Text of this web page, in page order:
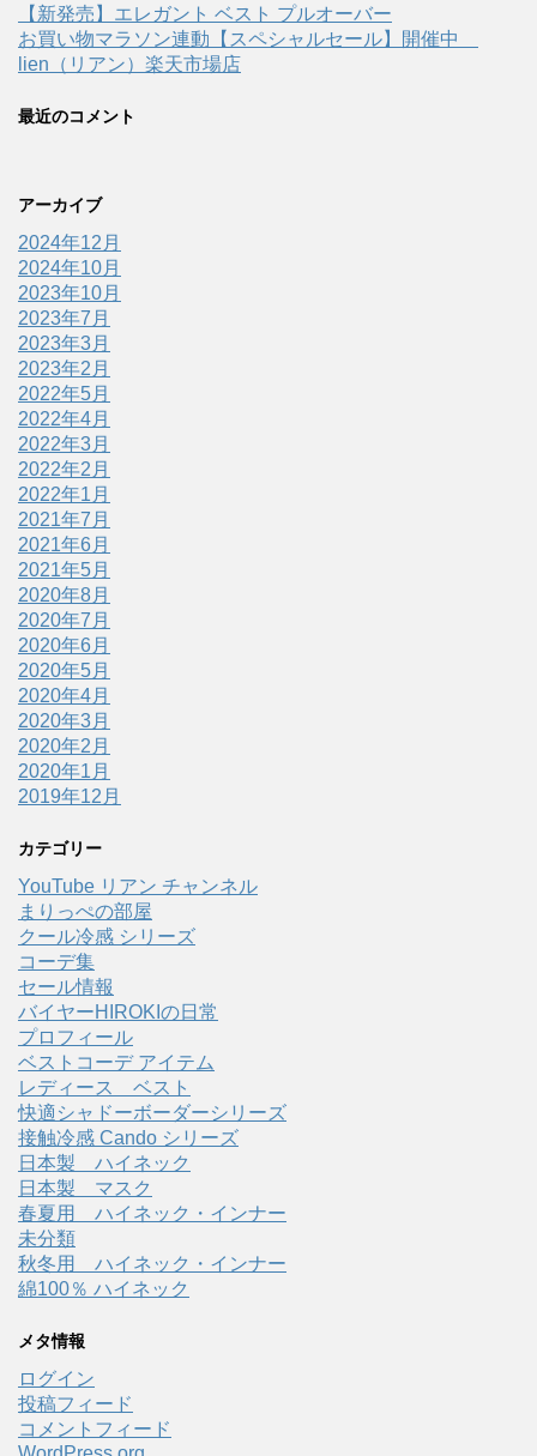
【新発売】エレガント ベスト プルオーバー
お買い物マラソン連動【スペシャルセール】開催中
lien（リアン）楽天市場店
最近のコメント
アーカイブ
2024年12月
2024年10月
2023年10月
2023年7月
2023年3月
2023年2月
2022年5月
2022年4月
2022年3月
2022年2月
2022年1月
2021年7月
2021年6月
2021年5月
2020年8月
2020年7月
2020年6月
2020年5月
2020年4月
2020年3月
2020年2月
2020年1月
2019年12月
カテゴリー
YouTube リアン チャンネル
まりっぺの部屋
クール冷感 シリーズ
コーデ集
セール情報
バイヤーHIROKIの日常
プロフィール
ベストコーデ アイテム
レディース ベスト
快適シャドーボーダーシリーズ
接触冷感 Cando シリーズ
日本製 ハイネック
日本製 マスク
春夏用 ハイネック・インナー
未分類
秋冬用 ハイネック・インナー
綿100％ ハイネック
メタ情報
ログイン
投稿フィード
コメントフィード